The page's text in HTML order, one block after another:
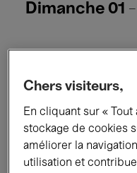
Dimanche 01
Tous les
Expositions
Chers visiteurs,
En cliquant sur «
stockage de cookies
améliorer la
utilisation et